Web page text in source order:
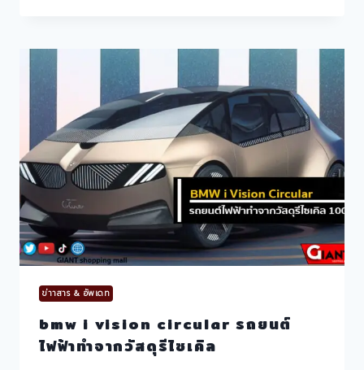
รถไฟฟ้า
ใหม่
วิ่ง
ไกล
ขึ้น
ข่าาสาร & อัพเดท
bmw i vision circular รถยนต์
ไฟฟ้าทำจากวัสดุรีไซเคิล